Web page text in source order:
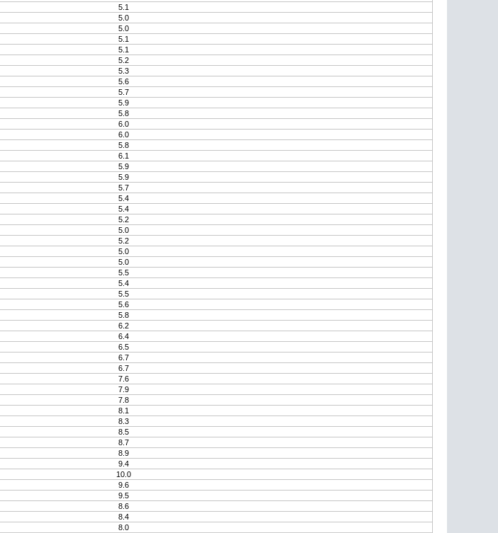
5.1
5.0
5.0
5.1
5.1
5.2
5.3
5.6
5.7
5.9
5.8
6.0
6.0
5.8
6.1
5.9
5.9
5.7
5.4
5.4
5.2
5.0
5.2
5.0
5.0
5.5
5.4
5.5
5.6
5.8
6.2
6.4
6.5
6.7
6.7
7.6
7.9
7.8
8.1
8.3
8.5
8.7
8.9
9.4
10.0
9.6
9.5
8.6
8.4
8.0